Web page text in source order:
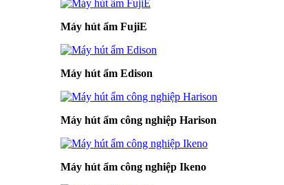
Máy hút ẩm FujiE
Máy hút ẩm Edison
Máy hút ẩm công nghiệp Harison
Máy hút ẩm công nghiệp Ikeno